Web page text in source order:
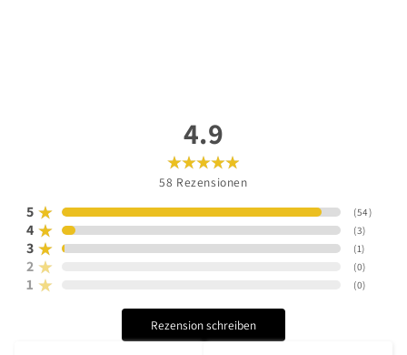
4.9
58 Rezensionen
5 (54)
4 (3)
3 (1)
2 (0)
1 (0)
Rezension schreiben